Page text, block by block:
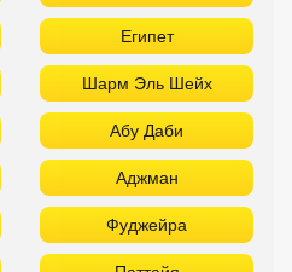
Египет
Шарм Эль Шейх
Абу Даби
Аджман
Фуджейра